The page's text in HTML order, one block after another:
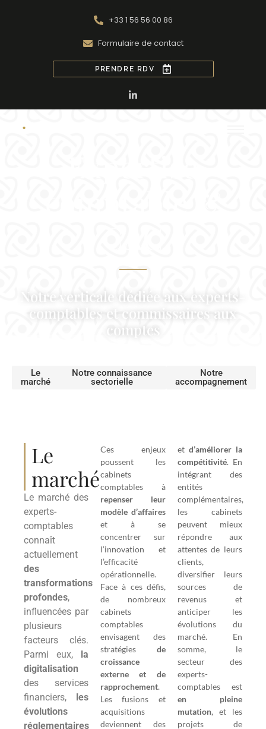
+33 1 56 56 00 86
Formulaire de contact
PRENDRE RDV
Notre verticale dédiée aux experts-
comptables et commissaires aux
comptes
Le
marché
Notre connaissance
sectorielle
Notre
accompagnement
Le
marché
Le marché des
experts-
comptables
connaît
actuellement
des
transformations
profondes,
influencées par
plusieurs
facteurs clés.
Parmi eux, la
digitalisation
des services
financiers, les
évolutions
réglementaires
Ces enjeux
poussent les
cabinets
comptables à
repenser leur
modèle d’affaires
et à se
concentrer sur
l’innovation et
l’efficacité
opérationnelle.
Face à ces défis,
de nombreux
cabinets
comptables
envisagent des
stratégies de
croissance
externe et de
rapprochement.
Les fusions et
acquisitions
deviennent des
et d’améliorer la
compétitivité. En
intégrant des
entités
complémentaires,
les cabinets
peuvent mieux
répondre aux
attentes de leurs
clients,
diversifier leurs
sources de
revenus et
anticiper les
évolutions du
marché. En
somme, le
secteur des
experts-
comptables est
en pleine
mutation, et les
projets de